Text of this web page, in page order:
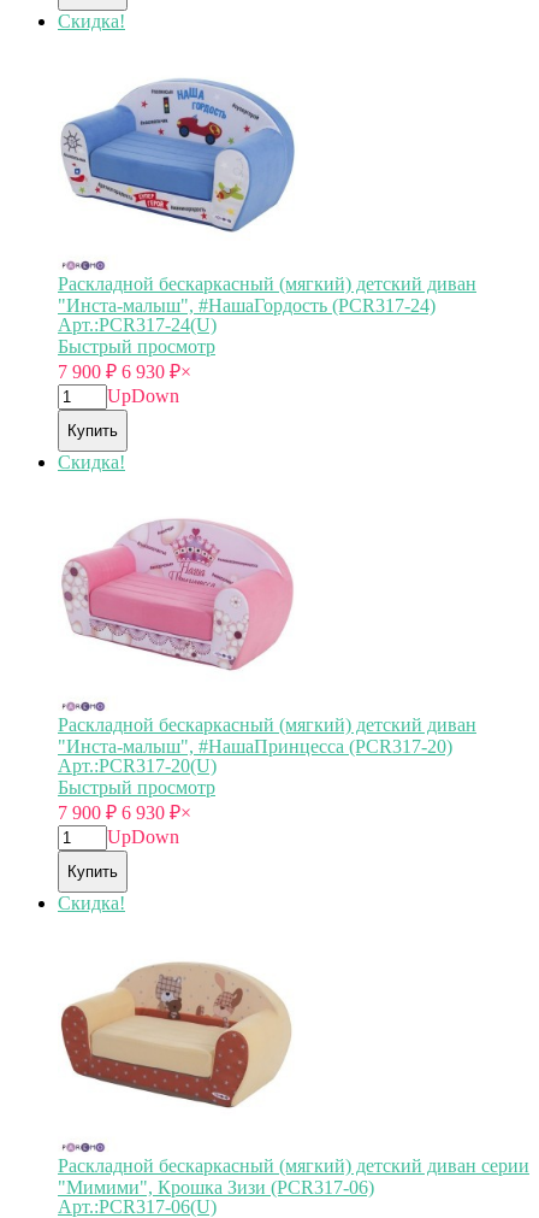
Скидка!
Раскладной бескаркасный (мягкий) детский диван
"Инста-малыш", #НашаГордость (PCR317-24)
Арт.:PCR317-24(U)
Быстрый просмотр
7 900 ₽ 6 930 ₽×
UpDown
Купить
Скидка!
Раскладной бескаркасный (мягкий) детский диван
"Инста-малыш", #НашаПринцесса (PCR317-20)
Арт.:PCR317-20(U)
Быстрый просмотр
7 900 ₽ 6 930 ₽×
UpDown
Купить
Скидка!
Раскладной бескаркасный (мягкий) детский диван серии
"Мимими", Крошка Зизи (PCR317-06)
Арт.:PCR317-06(U)